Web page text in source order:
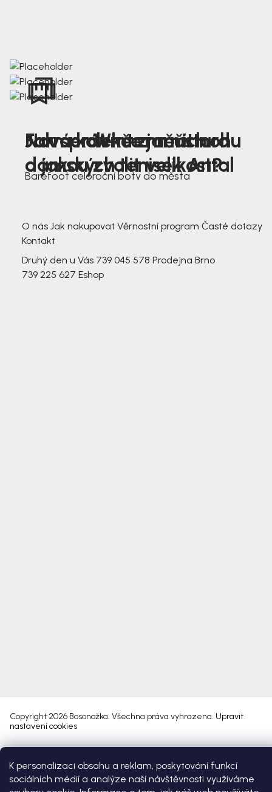
K personalizaci obsahu a reklam, poskytování funkcí
sociálních médií a analýze naší návštěvnosti využíváme
Nová kolekce jarních
dámských tenisek Antal
Jak správně změřit nohu
a jakou zvolit velikost?
Farmer Winter mustard
Barefoot celoroční boty do města
O nás Jak nakupovat Věrnostní program Časté dotazy
Kontakt
Druhý den u Vás 739 045 578 Prodejna Brno
739 225 627 Eshop
Copyright 2026 Bosonožka. Všechna práva vyhrazena. Upravit
nastavení cookies